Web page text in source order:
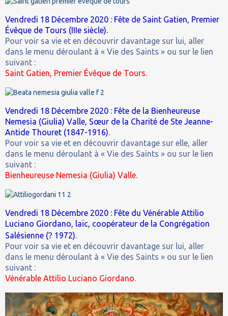
Vendredi 18 Décembre 2020 : Fête de Saint Gatien, Premier
Évêque de Tours (IIIe siècle).
Pour voir sa vie et en découvrir davantage sur lui, aller
dans le menu déroulant à « Vie des Saints » ou sur le lien
suivant :
Saint Gatien, Premier Évêque de Tours.
Vendredi 18 Décembre 2020 : Fête de la Bienheureuse
Nemesia (Giulia) Valle, Sœur de la Charité de Ste Jeanne-
Antide Thouret (1847-1916).
Pour voir sa vie et en découvrir davantage sur elle, aller
dans le menu déroulant à « Vie des Saints » ou sur le lien
suivant :
Bienheureuse Nemesia (Giulia) Valle.
Vendredi 18 Décembre 2020 : Fête du Vénérable Attilio
Luciano Giordano, laïc, coopérateur de la Congrégation
Salésienne (? 1972).
Pour voir sa vie et en découvrir davantage sur lui, aller
dans le menu déroulant à « Vie des Saints » ou sur le lien
suivant :
Vénérable Attilio Luciano Giordano.